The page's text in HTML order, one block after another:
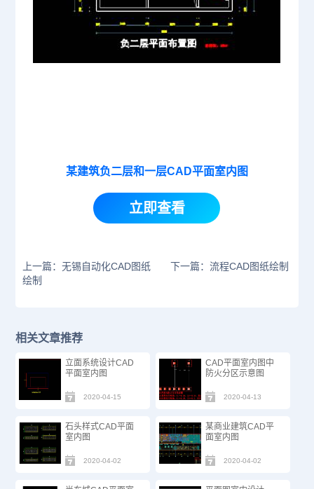
某建筑负二层和一层CAD平面室内图
立即查看
上一篇：无锡自动化CAD图纸
绘制
下一篇：流程CAD图纸绘制
相关文章推荐
立面系统设计CAD
平面室内图
2020-04-15
CAD平面室内图中
防火分区示意图
2020-04-13
石头样式CAD平面
室内图
2020-04-02
某商业建筑CAD平
面室内图
2020-04-02